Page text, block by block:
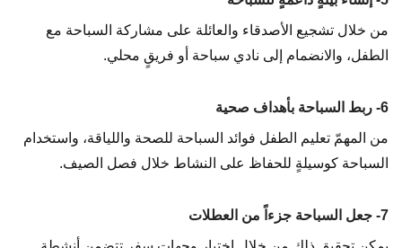
من خلال تشجيع الأصدقاء والعائلة على مشاركة السباحة مع
الطفل، والانضمام إلى نادي سباحة أو فريقٍ محلي.
6- ربط السباحة بأهداف صحية
من المهمّ تعليم الطفل فوائد السباحة للصحة واللياقة، واستخدام
السباحة كوسيلةٍ للحفاظ على النشاط خلال فصل الصيف.
7- جعل السباحة جزءاً من العطلات